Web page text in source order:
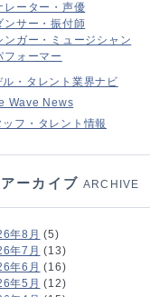
レーター・声優
ンサー・振付師
ンガー・ミュージシャン
フォーマー
・タレント業界ナビ
Wave News
フ・タレント情報
ーカイブ ARCHIVE
年8月 (5)
年7月 (13)
年6月 (16)
年5月 (12)